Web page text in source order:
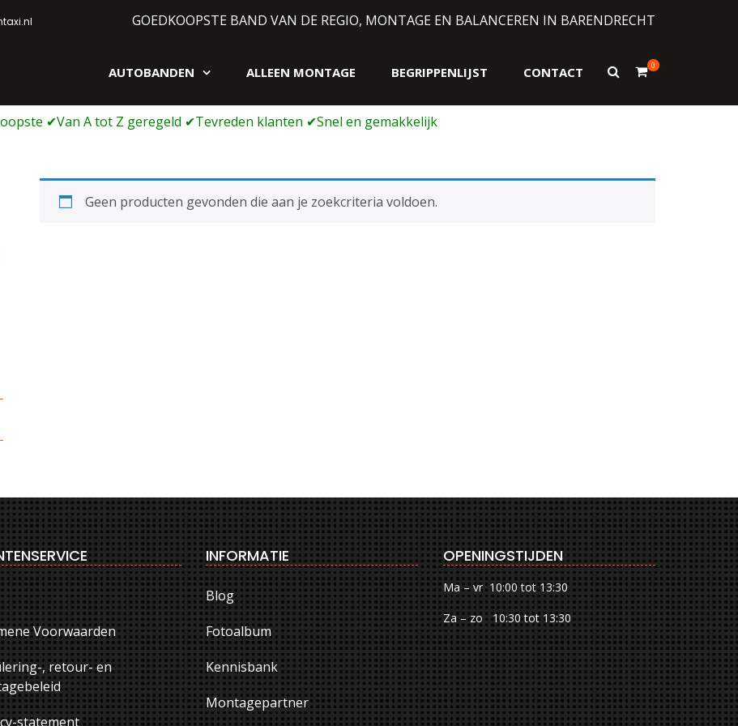
GOEDKOOPSTE BAND VAN DE REGIO, MONTAGE EN BALANCEREN IN BARENDRECHT
AUTOBANDEN ALLEEN MONTAGE BEGRIPPENLIJST CONTACT
Toon
0
Geen producten gevonden die aan je zoekcriteria voldoen.
Voorwaarden
, retour- en
statement
INFORMATIE
Blog
Fotoalbum
Kennisbank
Montagepartner
OPENINGSTIJDEN
Ma – vr 10:00 tot 13:30
Za – zo 10:30 tot 13:30